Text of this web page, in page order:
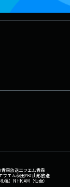
青森放送エフエム青森
フエム秋田YBC山形放送
幌） NHK AM（仙台）